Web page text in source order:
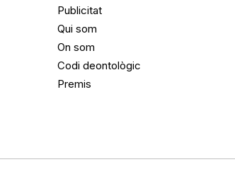
Publicitat
Qui som
On som
Codi deontològic
Premis